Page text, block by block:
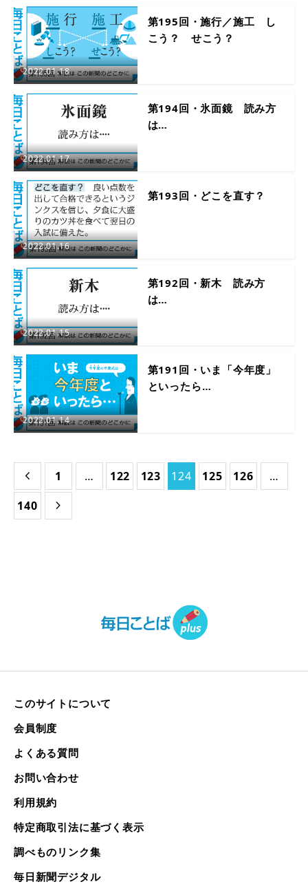
2022.01.18
第195回・施行／施工 し
こう？ せこう？
2022.01.17
第194回・氷面鏡 読み方
は…
2022.01.16
第193回・どこを直す？
2022.01.15
第192回・新木 読み方
は…
2022.01.14
第191回・いま「今年度」
といったら…
 1 … 122 123 124 125 126
…
140

このサイトについて
会員制度
よくある質問
お問い合わせ
利用規約
特定商取引法に基づく表示
調べものリンク集
毎日新聞デジタル